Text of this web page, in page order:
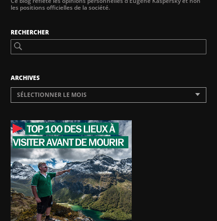
les positions officielles de la société.
RECHERCHER
ARCHIVES
SÉLECTIONNER LE MOIS